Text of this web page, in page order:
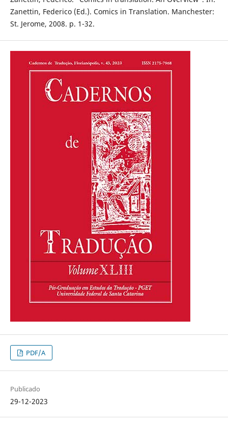
Zanettin, Federico (Ed.). Comics in Translation. Manchester:
St. Jerome, 2008. p. 1-32.
PDF/A
Publicado
29-12-2023